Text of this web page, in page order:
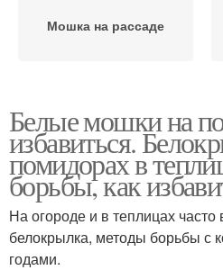
Мошка на рассаде
Белые мошки на
избавиться.
помидорах в
борьбы, как
На огороде и в теплицах
белокрылка, методы борьбы с
годами.